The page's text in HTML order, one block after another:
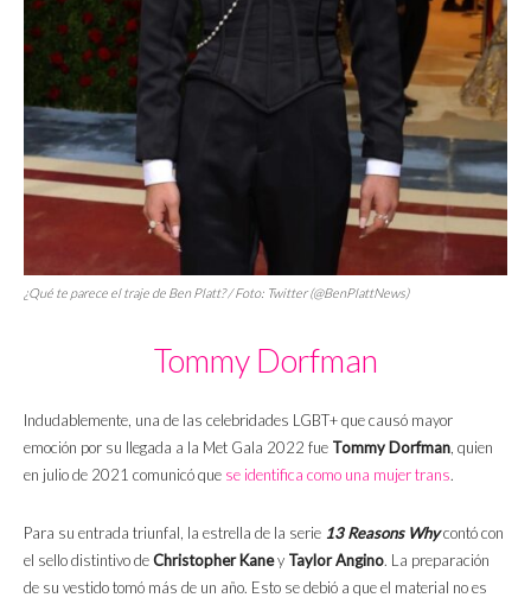
¿Qué te parece el traje de Ben Platt? / Foto: Twitter (@BenPlattNews)
Tommy Dorfman
Indudablemente, una de las celebridades LGBT+ que causó mayor
emoción por su llegada a la Met Gala 2022 fue Tommy Dorfman, quien
en julio de 2021 comunicó que se identifica como una mujer trans.
Para su entrada triunfal, la estrella de la serie 13 Reasons Whycontó con
el sello distintivo deChristopher Kaney Taylor Angino. La preparación
de su vestido tomó más de un año. Esto se debió a que el material no es